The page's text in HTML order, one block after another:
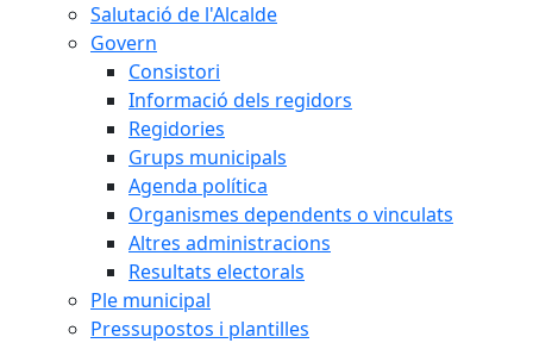
Salutació de l'Alcalde
Govern
Consistori
Informació dels regidors
Regidories
Grups municipals
Agenda política
Organismes dependents o vinculats
Altres administracions
Resultats electorals
Ple municipal
Pressupostos i plantilles